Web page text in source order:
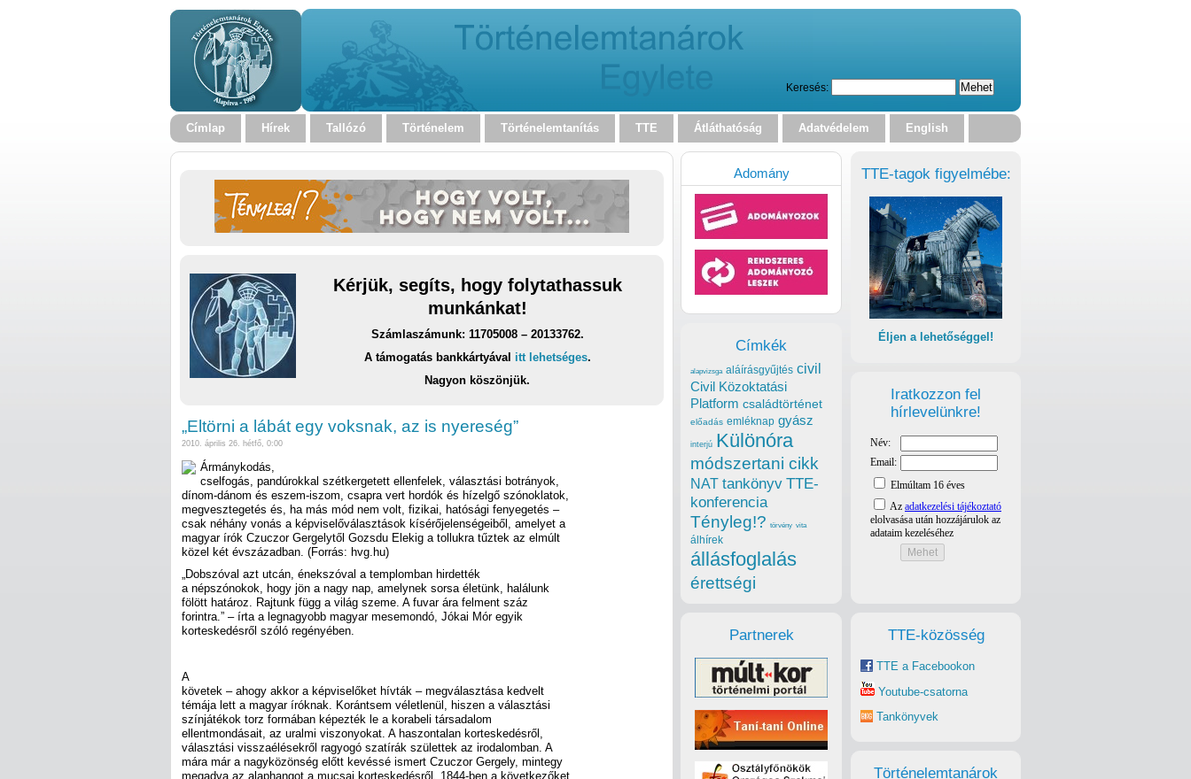
Keresés:
Címlap Hírek Tallózó Történelem Történelemtanítás TTE Átláthatóság Adatvédelem English
Kérjük, segíts, hogy folytathassuk
munkánkat!
Számlaszámunk: 11705008 – 20133762.
A támogatás bankkártyával itt lehetséges.
Nagyon köszönjük.
„Eltörni a lábát egy voksnak, az is nyereség”
2010. április 26. hétfő, 0:00
Ármánykodás,
cselfogás, pandúrokkal szétkergetett ellenfelek, választási botrányok,
dínom-dánom és eszem-iszom, csapra vert hordók és hízelgő szónoklatok,
megvesztegetés és, ha más mód nem volt, fizikai, hatósági fenyegetés –
csak néhány vonás a képviselőválasztások kísérőjelenségeiből, amelyet a
magyar írók Czuczor Gergelytől Gozsdu Elekig a tollukra tűztek az elmúlt
közel két évszázadban. (Forrás: hvg.hu)
„Dobszóval azt utcán, énekszóval a templomban hirdették
a népszónokok, hogy jön a nagy nap, amelynek sorsa életünk, halálunk
fölött határoz. Rajtunk függ a világ szeme. A fuvar ára felment száz
forintra.” – írta a legnagyobb magyar mesemondó, Jókai Mór egyik
korteskedésről szóló regényében.
A
követek – ahogy akkor a képviselőket hívták – megválasztása kedvelt
témája lett a magyar íróknak. Korántsem véletlenül, hiszen a választási
színjátékok torz formában képezték le a korabeli társadalom
ellentmondásait, az uralmi viszonyokat. A haszontalan korteskedésről,
választási visszaélésekről ragyogó szatírák születtek az irodalomban. A
mára már a nagyközönség előtt kevéssé ismert Czuczor Gergely, mintegy
megadva az alaphangot a mucsai korteskedésről, 1844-ben a következőket
TTE-tagok figyelmébe:
Éljen a lehetőséggel!
Iratkozzon fel
hírlevelünkre!
TTE-közösség
TTE a Facebookon
Youtube-csatorna
Tankönyvek
Történelemtanárok
Adomány
Címkék
alapvizsga aláírásgyűjtés civil
Civil Közoktatási
Platform családtörténet
előadás emléknap gyász
interjú Különóra
módszertani cikk
NAT tankönyv TTE-
konferencia
Tényleg!? törvény vita
álhírek
állásfoglalás
érettségi
Partnerek